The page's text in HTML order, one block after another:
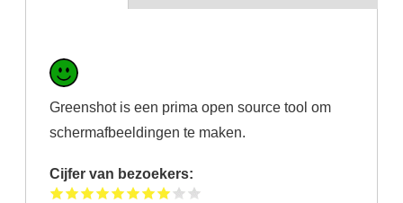
Greenshot is een prima open source tool om
schermafbeeldingen te maken.
Cijfer van bezoekers: